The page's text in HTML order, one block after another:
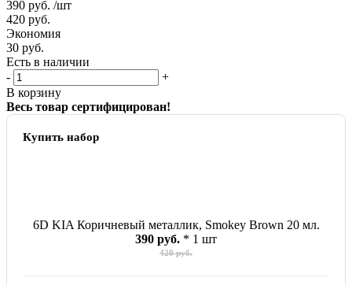
390 руб. /шт
420 руб.
Экономия
30 руб.
Есть в наличии
-
+
В корзину
Весь товар сертифицирован!
Купить набор
6D KIA Коричневый металлик, Smokey Brown 20 мл.
390 руб. * 1 шт
420 руб.